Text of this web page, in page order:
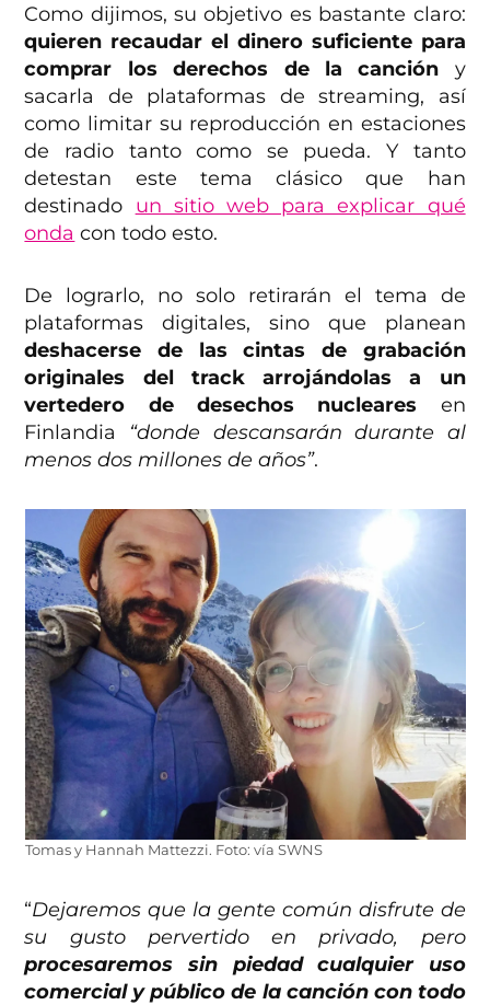
Como dijimos, su objetivo es bastante claro:
quieren recaudar el dinero suficiente para
comprar los derechos de la canción y
sacarla de plataformas de streaming, así
como limitar su reproducción en estaciones
de radio tanto como se pueda. Y tanto
detestan este tema clásico que han
destinado un sitio web para explicar qué
onda con todo esto.
De lograrlo, no solo retirarán el tema de
plataformas digitales, sino que planean
deshacerse de las cintas de grabación
originales del track arrojándolas a un
vertedero de desechos nucleares en
Finlandia “donde descansarán durante al
menos dos millones de años”.
Tomas y Hannah Mattezzi. Foto: vía SWNS
“Dejaremos que la gente común disfrute de
su gusto pervertido en privado, pero
procesaremos sin piedad cualquier uso
comercial y público de la canción con todo